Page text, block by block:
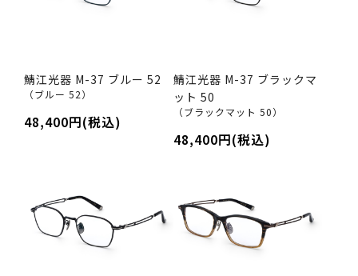
鯖江光器 M-37 ブルー 52
（ブルー 52）
48,400円(税込)
鯖江光器 M-37 ブラックマ
ット 50
（ブラックマット 50）
48,400円(税込)